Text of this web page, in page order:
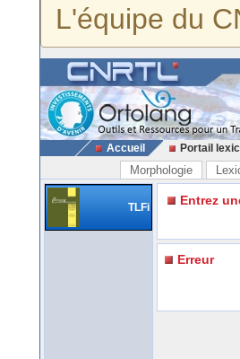
L'équipe du
Accueil Portail
Morphologie
TLFi Entrez
Erreur